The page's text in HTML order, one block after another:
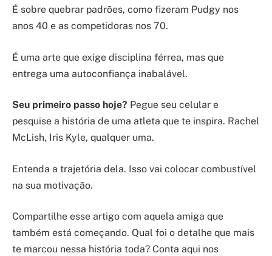
É sobre quebrar padrões, como fizeram Pudgy nos
anos 40 e as competidoras nos 70.
É uma arte que exige disciplina férrea, mas que
entrega uma autoconfiança inabalável.
Seu primeiro passo hoje? Pegue seu celular e
pesquise a história de uma atleta que te inspira. Rachel
McLish, Iris Kyle, qualquer uma.
Entenda a trajetória dela. Isso vai colocar combustível
na sua motivação.
Compartilhe esse artigo com aquela amiga que
também está começando. Qual foi o detalhe que mais
te marcou nessa história toda? Conta aqui nos